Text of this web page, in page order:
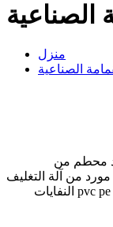
الصناعية
منزل
الصناعية
محطم من
مورد من آلة التغليف
عالية الجودة توب نوع الصحافة، إعادة تدوير pvc pe pp النفايات